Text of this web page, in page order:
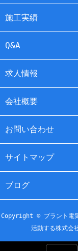
施工実績
Q&A
求人情報
会社概要
お問い合わせ
サイトマップ
ブログ
Copyright © プラント電気
活動する株式